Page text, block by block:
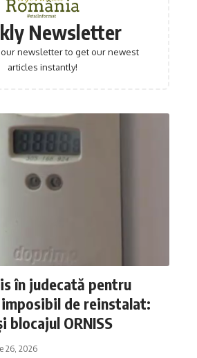
Newsletter
newsletter to get our newest
articles instantly!
în judecată pentru
de reinstalat:
blocajul ORNISS
26, 2026